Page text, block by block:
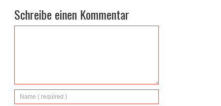
Schreibe einen Kommentar